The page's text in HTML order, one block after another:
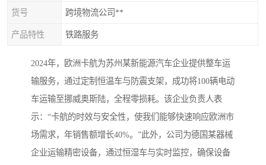
货号 跨境物流公司**
产品特性 铁路服务
2024年，欧洲卡航为苏州某新能源汽车企业提供整车运
输服务，通过定制恒温车与防震支架，成功将100辆电动
车运输至挪威奥斯陆，全程零损耗。该企业负责人表
示：“卡航的时效与安全性，使我们能够快速响应欧洲市
场需求，年销售额增长40%。”此外，公司为德国某器械
企业运输精密设备，通过恒湿车与实时监控，确保设备